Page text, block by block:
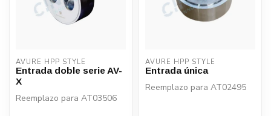
AVURE HPP STYLE
Entrada doble serie AV-
X
Reemplazo para AT03506
AVURE HPP STYLE
Entrada única
Reemplazo para AT02495